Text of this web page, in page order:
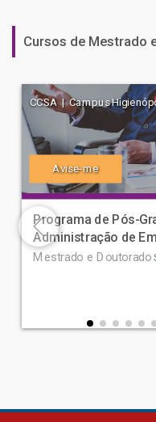
Cursos de Mestrado
CCSA | Campus
Avise-me
Programa de Pós-
Administração de
Mestrado e Doutorado